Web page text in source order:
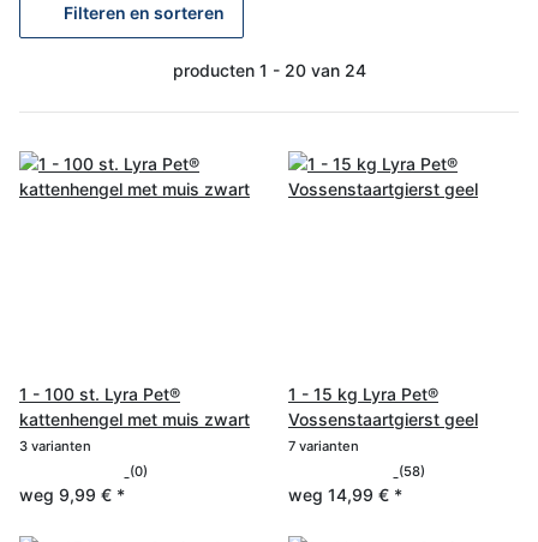
Filteren en sorteren
producten 1 - 20 van 24
1 - 100 st. Lyra Pet®
kattenhengel met muis zwart
3 varianten
(0)
weg 9,99 € *
1 - 15 kg Lyra Pet®
Vossenstaartgierst geel
7 varianten
(58)
weg 14,99 € *